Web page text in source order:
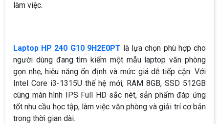
làm việc.
Laptop HP 240 G10 9H2E0PT là lựa chọn phù hợp cho
người dùng đang tìm kiếm một mẫu laptop văn phòng
gọn nhẹ, hiệu năng ổn định và mức giá dễ tiếp cận. Với
Intel Core i3-1315U thế hệ mới, RAM 8GB, SSD 512GB
cùng màn hình IPS Full HD sắc nét, sản phẩm đáp ứng
tốt nhu cầu học tập, làm việc văn phòng và giải trí cơ bản
trong thời gian dài.